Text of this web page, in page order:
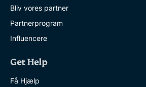
Bliv vores partner
Partnerprogram
Influencere
Get Help
Få Hjælp